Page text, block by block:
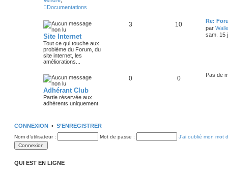
Documentations
Site Internet
Tout ce qui touche aux
problème du Forum, du
site internet, les
améliorations...
3 10
Re:
par
sam. 15
Adhérant Club
Partie réservée aux
adhérents uniquement
0 0 Pas de
CONNEXION • S’ENREGISTRER
Nom d’utilisateur : Mot de passe : J’ai oublié mon mot
QUI EST EN LIGNE